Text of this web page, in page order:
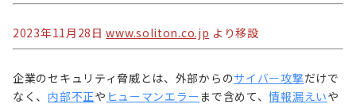
2023年11月28日www.soliton.co.jp より移設
企業のセキュリティ脅威とは、外部からのサイバー攻撃だけで
なく、 内部不正や ヒューマンエラーまで含めて、情報漏えいや